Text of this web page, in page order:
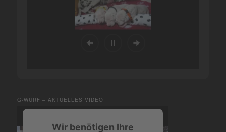
G-WURF – AKTUELLES VIDEO
Wir benötigen Ihre